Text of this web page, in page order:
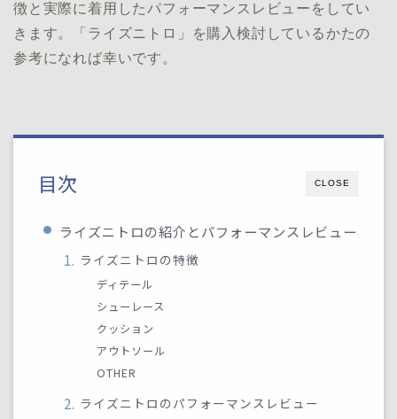
徴と実際に着用したパフォーマンスレビューをしてい
きます。「ライズニトロ」を購入検討しているかたの
参考になれば幸いです。
CLOSE
目次
ライズニトロの紹介とパフォーマンスレビュー
ライズニトロの特徴
ディテール
シューレース
クッション
アウトソール
OTHER
ライズニトロのパフォーマンスレビュー